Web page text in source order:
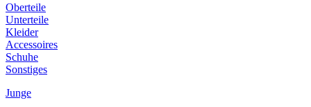
Oberteile
Unterteile
Kleider
Accessoires
Schuhe
Sonstiges
Junge